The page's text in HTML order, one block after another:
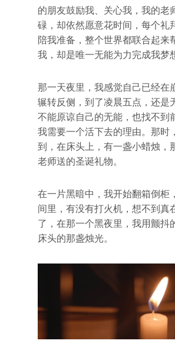
的朋友鼓励我、关心我，我的老
碌，却依然愿意花时间，每个礼
陪我准备，整个世界都联合起来
我，却是唯一无能为力完成我梦
那一天夜里，我感觉自己已经在
辗转反侧，到了凌晨五点，还是
不能原谅自己的无能，也找不到
我需要一个活下去的理由。那时
到，在床头上，有一盏小蜡烛，
老师送的圣诞礼物。
在一片黑暗中，我开始翻箱倒柜
间里，有没有打火机，想不到真
了，在那一个黑夜里，我用颤抖
床头的那盏烛光。